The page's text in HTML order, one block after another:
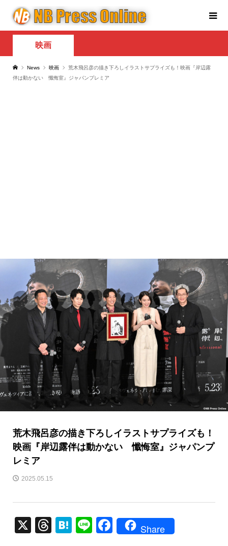
映画
News 映画
荒木飛呂彦の描き下ろしイラストサプライズも！映画『岸辺露
伴は動かない 懺悔室』ジャパンプレミア
荒木飛呂彦の描き下ろしイラストサプライズも！
映画『岸辺露伴は動かない 懺悔室』ジャパンプ
レミア
2025.05.15
X
T
H
Li
F
Share